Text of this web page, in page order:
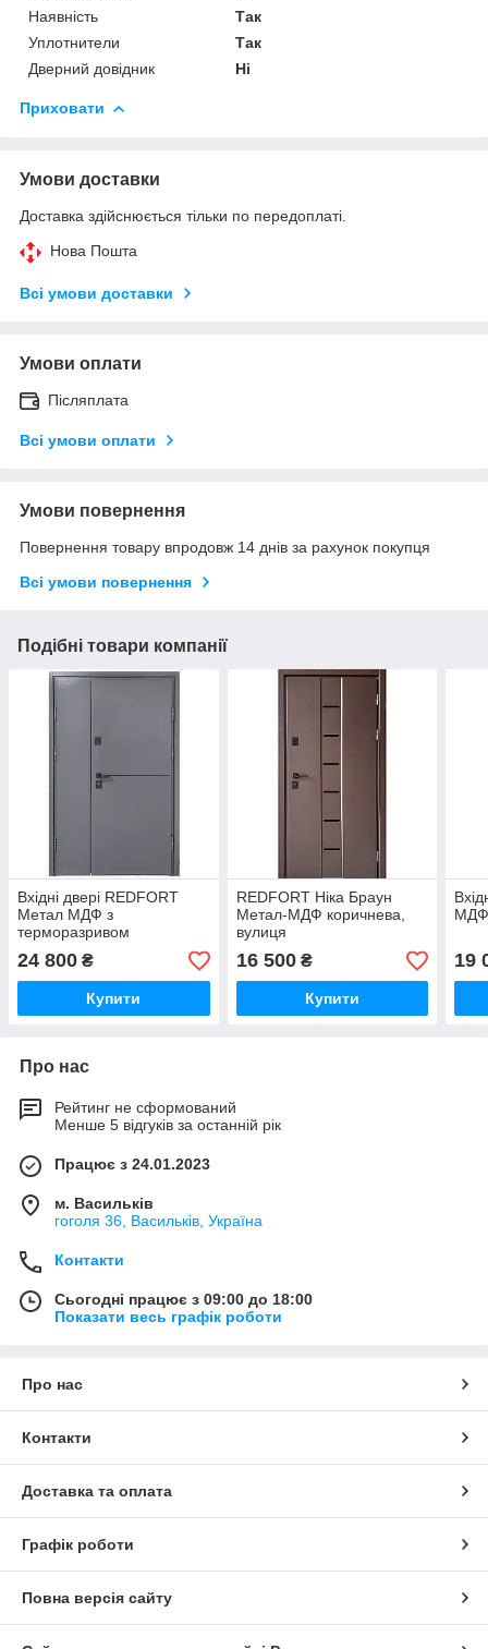
Наявність
Так
Уплотнители
Так
Дверний довідник
Ні
Приховати
Умови доставки
Доставка здійснюється тільки по передоплаті.
Нова Пошта
Всі умови доставки
Умови оплати
Післяплата
Всі умови оплати
Умови повернення
Повернення товару впродовж 14 днів за рахунок покупця
Всі умови повернення
Подібні товари компанії
Вхідні двері REDFORT
Метал МДФ з
терморазривом
(Премиум)
24 800 ₴
Купити
REDFORT Ніка Браун
Метал-МДФ коричнева,
вулиця
16 500₴
Купити
МДФ
19
Про нас
Рейтинг не сформований
Менше 5 відгуків за останній рік
Працює з 24.01.2023
м. Васильків
гоголя 36, Васильків, Україна
Контакти
Сьогодні працює з 09:00 до 18:00
Показати весь графік роботи
Про нас
Контакти
Доставка та оплата
Графік роботи
Повна версія сайту